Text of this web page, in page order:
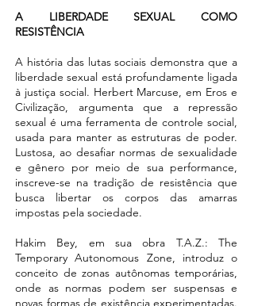
A LIBERDADE SEXUAL COMO
RESISTÊNCIA
A história das lutas sociais demonstra que a
liberdade sexual está profundamente ligada
à justiça social. Herbert Marcuse, em Eros e
Civilização, argumenta que a repressão
sexual é uma ferramenta de controle social,
usada para manter as estruturas de poder.
Lustosa, ao desafiar normas de sexualidade
e gênero por meio de sua performance,
inscreve-se na tradição de resistência que
busca libertar os corpos das amarras
impostas pela sociedade.
Hakim Bey, em sua obra T.A.Z.: The
Temporary Autonomous Zone, introduz o
conceito de zonas autônomas temporárias,
onde as normas podem ser suspensas e
novas formas de existência experimentadas.